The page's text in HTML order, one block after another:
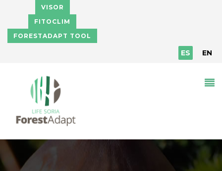
Pasar al contenido principal
VISOR
FITOCLIM
FORESTADAPT TOOL
ES EN